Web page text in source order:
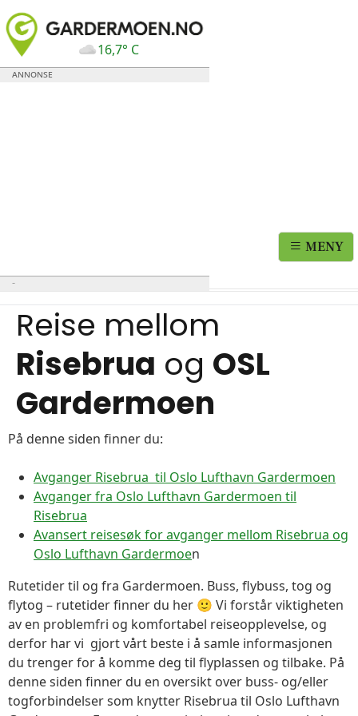
16,7° C
MENY
Reise mellom
Risebrua og OSL
Gardermoen
På denne siden finner du:
Avganger Risebrua til Oslo Lufthavn Gardermoen
Avganger fra Oslo Lufthavn Gardermoen til
Risebrua
Avansert reisesøk for avganger mellom Risebrua og
Oslo Lufthavn Gardermoen
Rutetider til og fra Gardermoen. Buss, flybuss, tog og
flytog – rutetider finner du her 🙂 Vi forstår viktigheten
av en problemfri og komfortabel reiseopplevelse, og
derfor har vi gjort vårt beste i å samle informasjonen
du trenger for å komme deg til flyplassen og tilbake. På
denne siden finner du en oversikt over buss- og/eller
togforbindelser som knytter Risebrua til Oslo Lufthavn